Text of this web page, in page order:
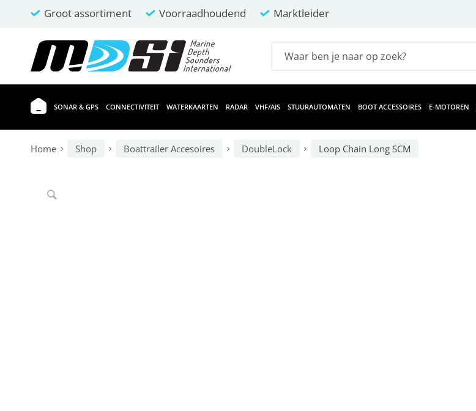
Groot assortiment Voorraadhoudend Marktleider
SONAR & GPS CONNECTIVITEIT WATERKAARTEN RADAR VHF/AIS STUURAUTOMATEN BOOT ACCESSOIRES E-MOTOREN
Home Shop Boattrailer Accesoires DoubleLock Loop Chain Long SCM